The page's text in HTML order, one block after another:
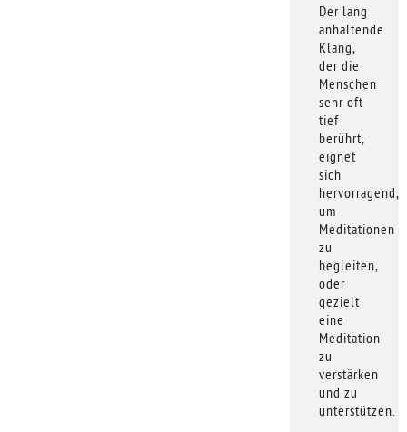
Der lang
anhaltende
Klang,
der die
Menschen
sehr oft
tief
berührt,
eignet
sich
hervorragend,
um
Meditationen
zu
begleiten,
oder
gezielt
eine
Meditation
zu
verstärken
und zu
unterstützen.